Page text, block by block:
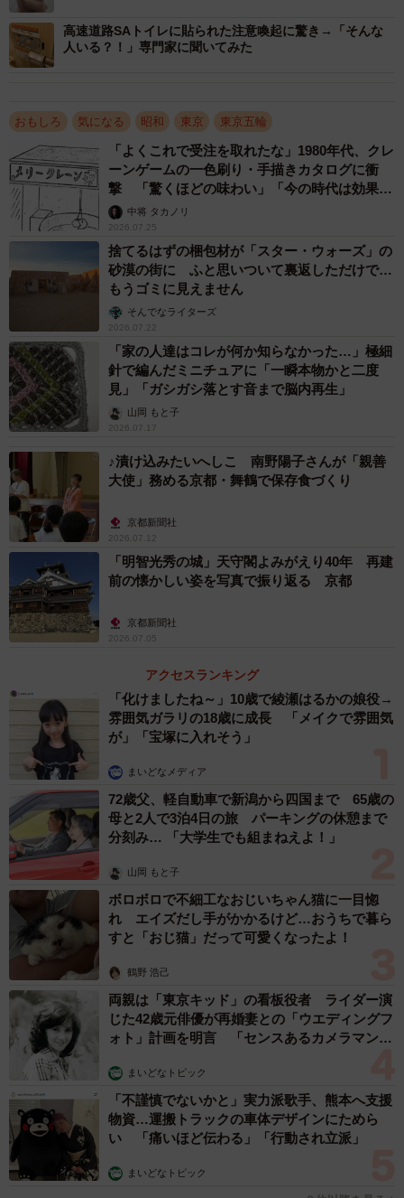
https://www.instagram.com/reel/DGxori8SVT4/
高速道路SAトイレに貼られた注意喚起に驚き→「そんな
人いる？！」専門家に聞いてみた
おもしろ 気になる 昭和 東京 東京五輪
「よくこれで受注を取れたな」1980年代、クレ
ーンゲームの一色刷り・手描きカタログに衝
撃 「驚くほどの味わい」「今の時代は効果あ
りそう」
中将 タカノリ
2026.07.25
捨てるはずの梱包材が「スター・ウォーズ」の
砂漠の街に ふと思いついて裏返しただけで…
もうゴミに見えません
そんでなライターズ
2026.07.22
「家の人達はコレが何か知らなかった…」極細
針で編んだミニチュアに「一瞬本物かと二度
見」「ガシガシ落とす音まで脳内再生」
山岡 もと子
2026.07.17
♪漬け込みたいへしこ 南野陽子さんが「親善
大使」務める京都・舞鶴で保存食づくり
京都新聞社
2026.07.12
「明智光秀の城」天守閣よみがえり40年 再建
前の懐かしい姿を写真で振り返る 京都
京都新聞社
2026.07.05
アクセスランキング
「化けましたね～」10歳で綾瀬はるかの娘役→
雰囲気ガラリの18歳に成長 「メイクで雰囲気
が」「宝塚に入れそう」
まいどなメディア
72歳父、軽自動車で新潟から四国まで 65歳の
母と2人で3泊4日の旅 パーキングの休憩まで
分刻み… 「大学生でも組まねえよ！」
山岡 もと子
ボロボロで不細工なおじいちゃん猫に一目惚
れ エイズだし手がかかるけど…おうちで暮ら
すと「おじ猫」だって可愛くなったよ！
鶴野 浩己
両親は「東京キッド」の看板役者 ライダー演
じた42歳元俳優が再婚妻との「ウエディングフ
ォト」計画を明言 「センスあるカメラマン求
まいどなトピック
「不謹慎でないかと」実力派歌手、熊本へ支援
物資…運搬トラックの車体デザインにためら
い 「痛いほど伝わる」「行動され立派」
まいどなトピック